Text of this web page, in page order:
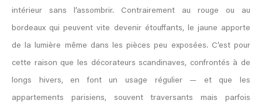
intérieur sans l’assombrir. Contrairement au rouge ou au
bordeaux qui peuvent vite devenir étouffants, le jaune apporte
de la lumière même dans les pièces peu exposées. C’est pour
cette raison que les décorateurs scandinaves, confrontés à de
longs hivers, en font un usage régulier — et que les
appartements parisiens, souvent traversants mais parfois